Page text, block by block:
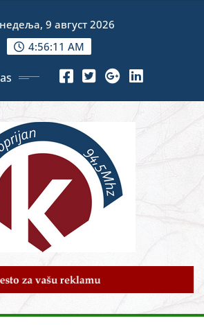
недеља, 9 август 2026
4:56:13 AM